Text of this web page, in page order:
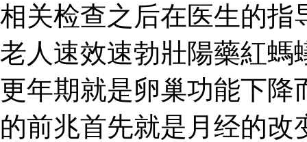
相关检查之后在医生的指
老人速效速勃壯陽藥紅螞
更年期就是卵巢功能下降
的前兆首先就是月经的